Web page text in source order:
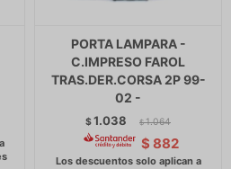
PORTA LAMPARA -
C.IMPRESO FAROL
TRAS.DER.CORSA 2P 99-
02 -
$1.038 $ 1.064
$ 882